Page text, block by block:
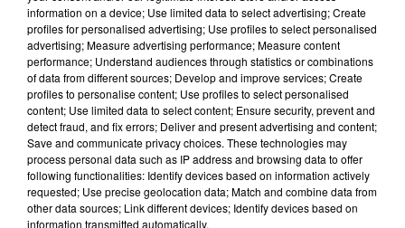
LE PLUS GRAND...
9 juillet 2026
CANICULE : UNE PLUIE
D'ANNULATIONS POUR LES FEUX
D'ARTIFICE DU...
RETROUVEZ TOUTE L'ACTU DE LA RÉGION ET
information on a device; Use limited data to select advertising; Create
profiles for personalised advertising; Use profiles to select personalised
advertising; Measure advertising performance; Measure content
performance; Understand audiences through statistics or combinations
of data from different sources; Develop and improve services; Create
profiles to personalise content; Use profiles to select personalised
content; Use limited data to select content; Ensure security, prevent and
detect fraud, and fix errors; Deliver and present advertising and content;
Save and communicate privacy choices. These technologies may
process personal data such as IP address and browsing data to offer
following functionalities: Identify devices based on information actively
requested; Use precise geolocation data; Match and combine data from
other data sources; Link different devices; Identify devices based on
information transmitted automatically.